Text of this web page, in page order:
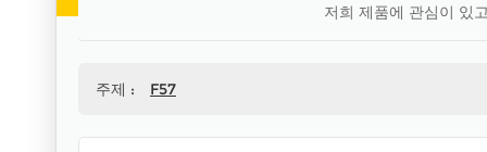
저희 제품에 관심이 있
주제 : F57